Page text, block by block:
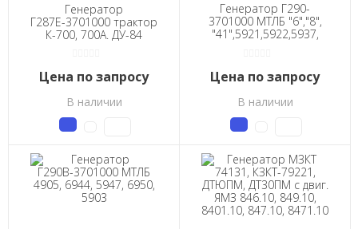
Генератор
Г287Е-3701000 трактор
К-700, 700А. ДУ-84
Цена по запросу
В наличии
Генератор Г290-
3701000 МТЛБ "6","8",
"41",5921,5922,5937,
Цена по запросу
В наличии